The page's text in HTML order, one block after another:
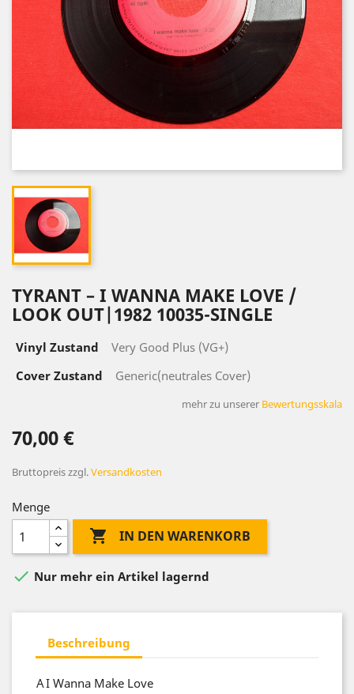
TYRANT ‎– I WANNA MAKE LOVE /
LOOK OUT|1982 10035-SINGLE
Vinyl Zustand
Very Good Plus (VG+)
Cover Zustand
Generic(neutrales Cover)
mehr zu unserer Bewertungsskala
70,00 €
Bruttopreiszzgl.Versandkosten
Menge
 IN DEN WARENKORB
 Nur mehr ein Artikel lagernd
Beschreibung
AI Wanna Make Love